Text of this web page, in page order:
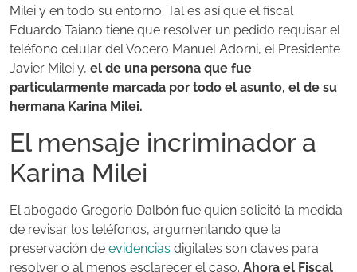
Milei y en todo su entorno. Tal es así que el fiscal
Eduardo Taiano tiene que resolver un pedido requisar el
teléfono celular del Vocero Manuel Adorni, el Presidente
Javier Milei y, el de una persona que fue
particularmente marcada por todo el asunto, el de su
hermana Karina Milei.
El mensaje incriminador a
Karina Milei
El abogado Gregorio Dalbón fue quien solicitó la medida
de revisar los teléfonos, argumentando que la
preservación de evidencias digitales son claves para
resolver o al menos esclarecer el caso. Ahora el Fiscal